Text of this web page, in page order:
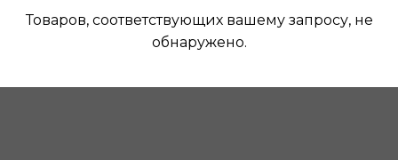
Товаров, соответствующих вашему запросу, не
обнаружено.